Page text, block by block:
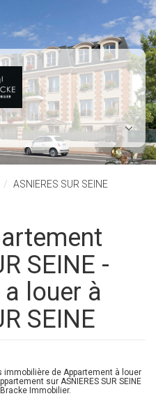
ASNIERES SUR SEINE
SEINE -
louer à
SEINE
de Appartement à louer
sur ASNIERES SUR SEINE
Immobilier.